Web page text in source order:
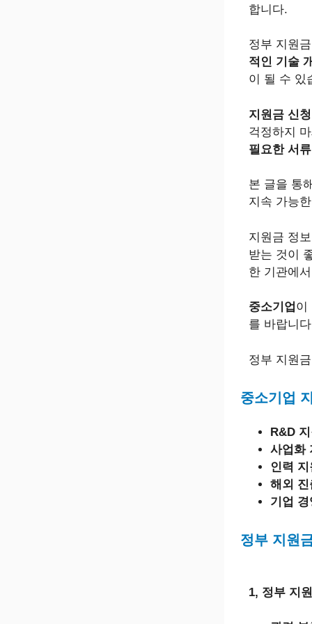
합니다.
정부 지원
적인 기술
이 될 수 있
지원금 신청
걱정하지
필요한 서류
본 글을 통
지속 가능
지원금 정보
받는 것이
한 기관에
중소기업 이
를 바랍니
정부 지원
중소기업
R&D
사업화
인력 지
해외
기업
정부 지원
1, 정부 지